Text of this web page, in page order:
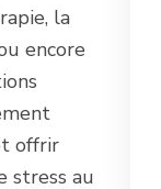
la
encore
offrir
stress au